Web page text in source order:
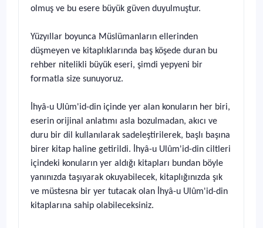
olmuş ve bu esere büyük güven duyulmuştur.
Yüzyıllar boyunca Müslümanların ellerinden
düşmeyen ve kitaplıklarında baş köşede duran bu
rehber nitelikli büyük eseri, şimdi yepyeni bir
formatla size sunuyoruz.
İhyâ-u Ulûm'id-din içinde yer alan konuların her biri,
eserin orijinal anlatımı asla bozulmadan, akıcı ve
duru bir dil kullanılarak sadeleştirilerek, başlı başına
birer kitap haline getirildi. İhyâ-u Ulûm'id-din ciltleri
içindeki konuların yer aldığı kitapları bundan böyle
yanınızda taşıyarak okuyabilecek, kitaplığınızda şık
ve müstesna bir yer tutacak olan İhyâ-u Ulûm'id-din
kitaplarına sahip olabileceksiniz.